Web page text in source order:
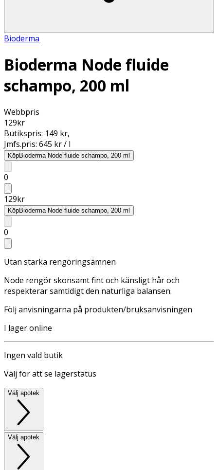
Bioderma
Bioderma Node fluide
schampo, 200 ml
Webbpris
129kr
Butikspris: 149 kr,
Jmfs.pris: 645 kr / l
KöpBioderma Node fluide schampo, 200 ml
0
129kr
KöpBioderma Node fluide schampo, 200 ml
0
Utan starka rengöringsämnen
Node rengör skonsamt fint och känsligt hår och
respekterar samtidigt den naturliga balansen.
Följ anvisningarna på produkten/bruksanvisningen
I lager online
Ingen vald butik
Välj för att se lagerstatus
Välj apotek
Välj apotek